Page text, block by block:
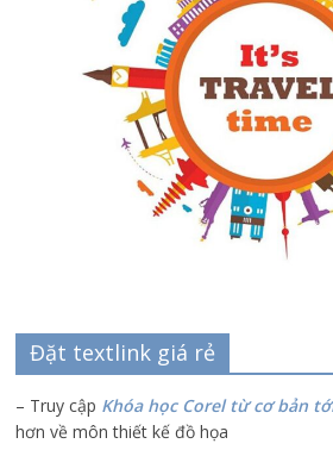
Đặt textlink giá rẻ
– Truy cập Khóa học Corel từ cơ bản
hơn về môn thiết kế đồ họa